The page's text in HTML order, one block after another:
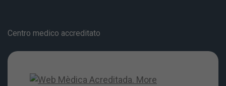
Centro medico accreditato